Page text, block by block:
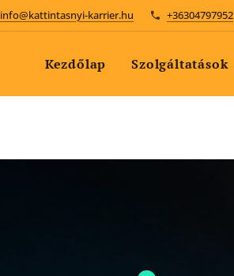
info@kattintasnyi-karrier.hu +36304797952
Kezdőlap Szolgáltatások